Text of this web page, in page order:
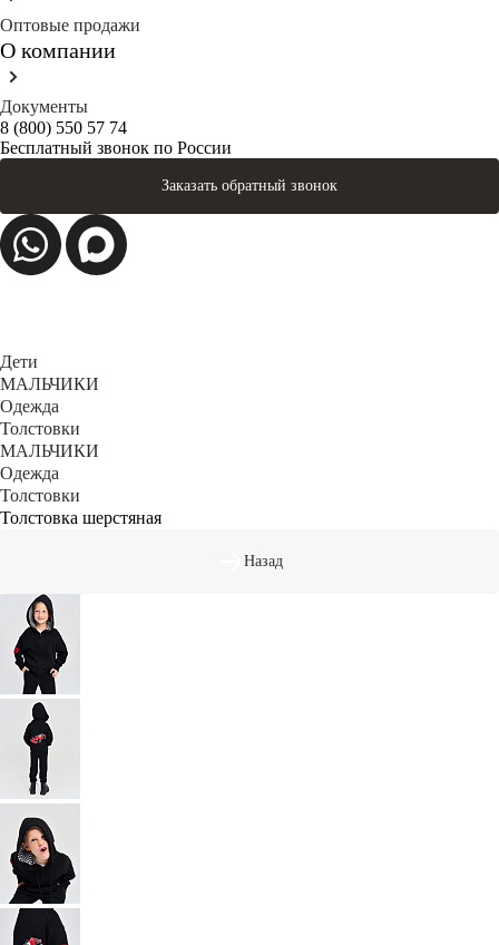
Оптовые продажи
О компании
Документы
8 (800) 550 57 74
Бесплатный звонок по России
Заказать обратный звонок
Дети
МАЛЬЧИКИ
Одежда
Толстовки
МАЛЬЧИКИ
Одежда
Толстовки
Толстовка шерстяная
Назад